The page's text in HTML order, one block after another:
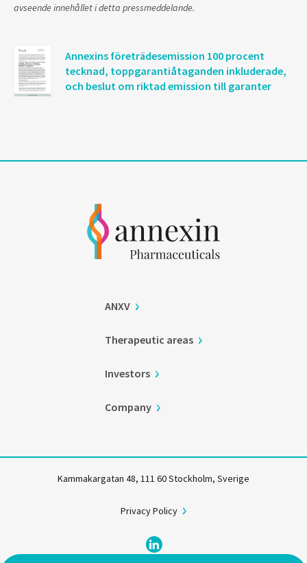
avseende innehållet i detta pressmeddelande.
Annexins företrädesemission 100 procent
tecknad, toppgarantiåtaganden inkluderade,
och beslut om riktad emission till garanter
ANXV
Therapeutic areas
Investors
Company
Kammakargatan 48, 111 60 Stockholm, Sverige
Privacy Policy